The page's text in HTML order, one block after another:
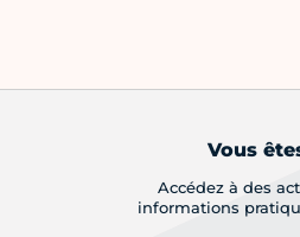
Vous
Accédez à des
informations